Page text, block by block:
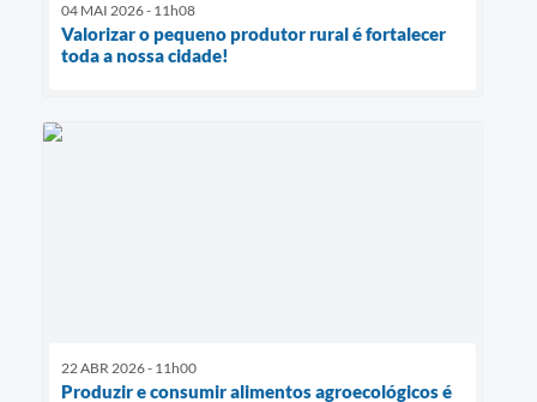
04 MAI 2026 - 11h08
Valorizar o pequeno produtor rural é fortalecer
toda a nossa cidade!
22 ABR 2026 - 11h00
Produzir e consumir alimentos agroecológicos é